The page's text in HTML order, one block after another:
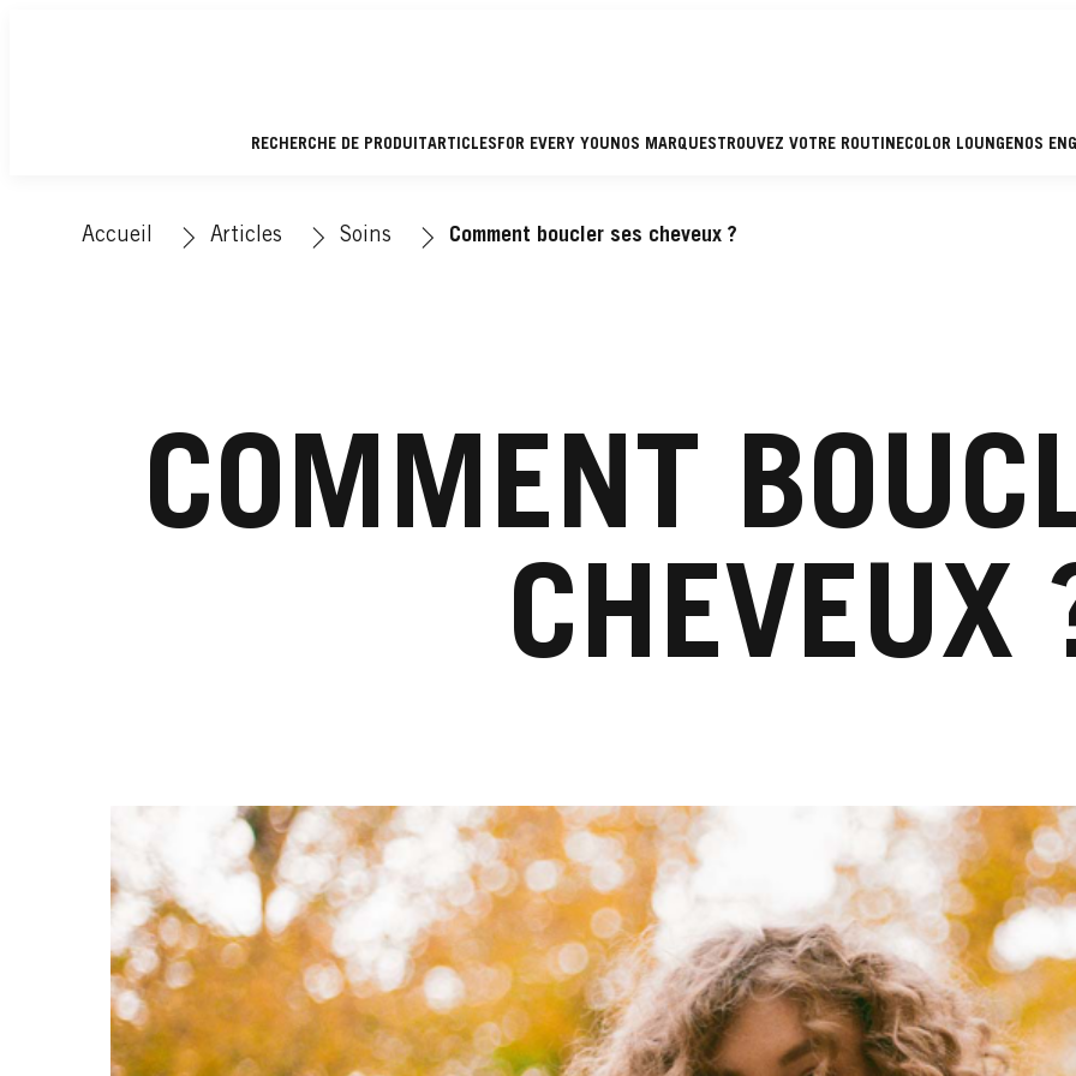
RECHERCHE DE PRODUIT ARTICLESFOR EVERY YOUNOS MARQUES TROUVEZ VOTRE ROUTINECOLOR LOUNGENOS
Accueil Articles Soins Comment boucler ses cheveux ?
COMMENT
CHEVEUX